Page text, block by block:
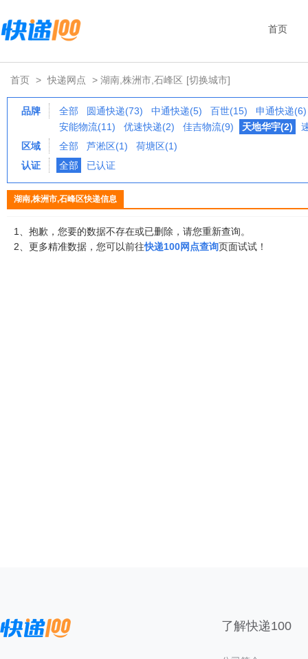
首页
首页 > 快递网点 > 湖南,株洲市,石峰区 [切换城市]
品牌 全部 圆通快递(73) 中通快递(5) 百世(15)
申通快递(6)
安能物流(11)
优速快递(2) 佳吉物流(9) 天地华宇(2)
区域
全部 芦淞区(1)
荷塘区(1)
认证
全部 已认证
湖南,株洲市,石峰区快递信息
1、抱歉，您要的数据不存在或已删除，请您重新查询。
2、更多精准数据，您可以前往快递100网点查询页面试试！
了解快递100